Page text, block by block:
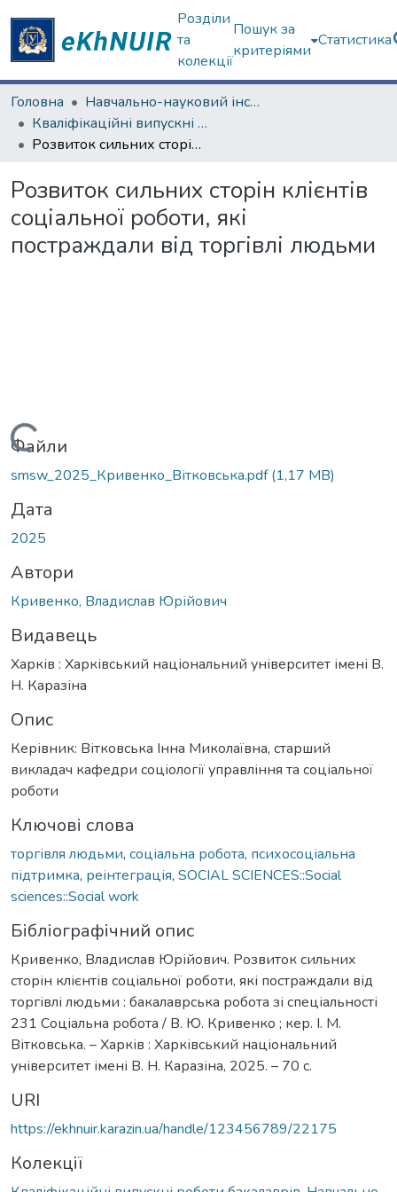
Розділи
та
колекції
Пошук за
критеріями
Статистика
Головна
Навчально-науковий інститут соціології та медіакомунікацій
Кваліфікаційні випускні роботи бакалаврів. Навчально-науковий інститут соціології та медіакомунікацій
Розвиток сильних сторін клієнтів соціальної роботи, які постраждали від торгівлі людьми
Розвиток сильних сторін клієнтів
соціальної роботи, які
постраждали від торгівлі людьми
Вантажиться...
Файли
smsw_2025_Кривенко_Вітковська.pdf(1,17 MB)
Дата
2025
Автори
Кривенко, Владислав Юрійович
Видавець
Харків : Харківський національний університет імені В.
Н. Каразіна
Опис
Керівник: Вітковська Інна Миколаївна, старший
викладач кафедри соціології управління та соціальної
роботи
Ключові слова
торгівля людьми, соціальна робота, психосоціальна
підтримка, реінтеграція, SOCIAL SCIENCES::Social
sciences::Social work
Бібліографічний опис
Кривенко, Владислав Юрійович. Розвиток сильних
сторін клієнтів соціальної роботи, які постраждали від
торгівлі людьми : бакалаврська робота зі спеціальності
231 Соціальна робота / В. Ю. Кривенко ; кер. І. М.
Вітковська. – Харків : Харківський національний
університет імені В. Н. Каразіна, 2025. – 70 с.
URI
https://ekhnuir.karazin.ua/handle/123456789/22175
Колекції